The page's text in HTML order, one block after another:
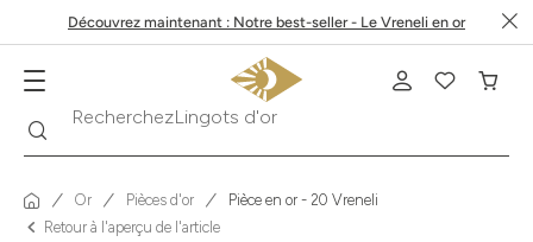
Découvrez maintenant : Notre best-seller - Le Vreneli en or
RechercheRecherchezKrugerrand
Or Pièces d'or
Pièce en or - 20 Vreneli
Retour à l'aperçu de l'article